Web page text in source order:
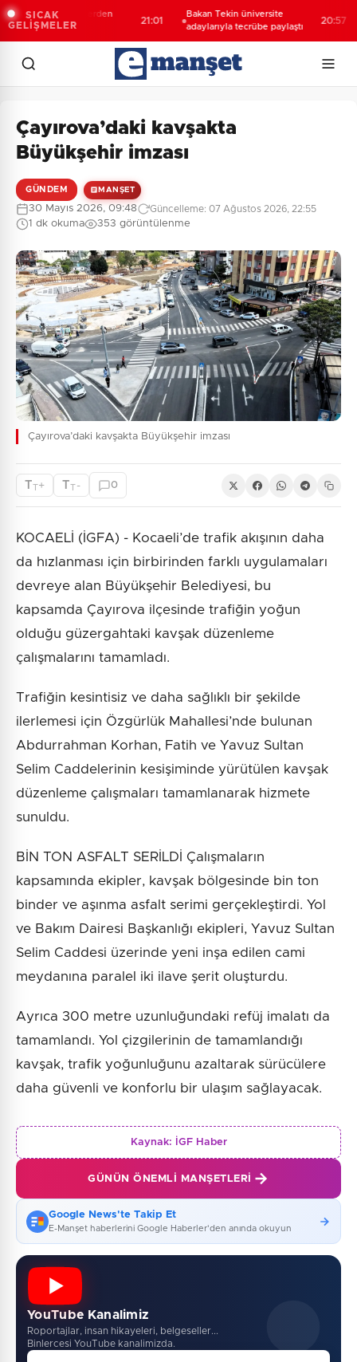
SICAK
GELİŞMELER
öğrencilerden
ziyaret
21:01
Bakan Tekin üniversite
adaylarıyla tecrübe paylaştı
20:57
Çayırova’daki kavşakta
Büyükşehir imzası
GÜNDEM MANŞET
30 Mayıs 2026, 09:48 Güncelleme: 07 Ağustos 2026, 22:55
1 dk okuma 353 görüntülenme
Çayırova’daki kavşakta Büyükşehir imzası
TT+ TT - 0
KOCAELİ (İGFA) - Kocaeli’de trafik akışının daha
da hızlanması için birbirinden farklı uygulamaları
devreye alan Büyükşehir Belediyesi, bu
kapsamda Çayırova ilçesinde trafiğin yoğun
olduğu güzergahtaki kavşak düzenleme
çalışmalarını tamamladı.
Trafiğin kesintisiz ve daha sağlıklı bir şekilde
ilerlemesi için Özgürlük Mahallesi’nde bulunan
Abdurrahman Korhan, Fatih ve Yavuz Sultan
Selim Caddelerinin kesişiminde yürütülen kavşak
düzenleme çalışmaları tamamlanarak hizmete
sunuldu.
BİN TON ASFALT SERİLDİ Çalışmaların
kapsamında ekipler, kavşak bölgesinde bin ton
binder ve aşınma asfalt serimi gerçekleştirdi. Yol
ve Bakım Dairesi Başkanlığı ekipleri, Yavuz Sultan
Selim Caddesi üzerinde yeni inşa edilen cami
meydanına paralel iki ilave şerit oluşturdu.
Ayrıca 300 metre uzunluğundaki refüj imalatı da
tamamlandı. Yol çizgilerinin de tamamlandığı
kavşak, trafik yoğunluğunu azaltarak sürücülere
daha güvenli ve konforlu bir ulaşım sağlayacak.
Kaynak: İGF Haber
GÜNÜN ÖNEMLI MANŞETLERI
Google News'te Takip Et
E-Manşet haberlerini Google Haberler'den anında okuyun
YouTube Kanalimiz
Roportajlar, insan hikayeleri, belgeseller...
Binlercesi YouTube kanalimizda.